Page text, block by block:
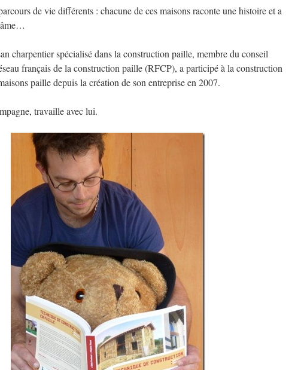
de vie différents : chacune de ces maisons raconte une histoire et a
charpentier spécialisé dans la construction paille, membre du conseil
français de la construction paille (RFCP), a participé à la construction
paille depuis la création de son entreprise en 2007.
travaille avec lui.